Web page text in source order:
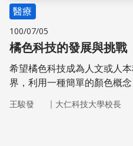
醫療
100/07/05
橘色科技的發展與挑戰
希望橘色科技成為人文或人
界，利用一種簡單的顏色概
王駿發 ｜ 大仁科技大學校長